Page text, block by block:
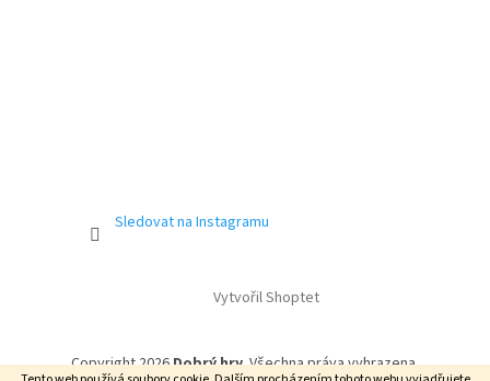
Sledovat na Instagramu
Vytvořil Shoptet
Copyright 2026Dobrý hry. Všechna práva vyhrazena.